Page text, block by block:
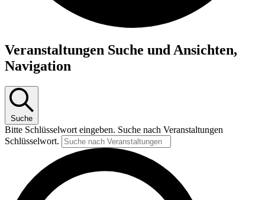
Veranstaltungen Suche und Ansichten,
Navigation
Suche
Bitte Schlüsselwort eingeben. Suche nach Veranstaltungen
Schlüsselwort.